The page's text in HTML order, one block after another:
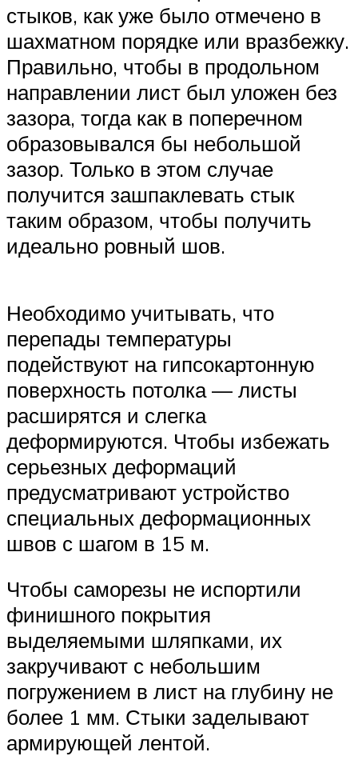
стыков, как уже было отмечено в
шахматном порядке или вразбежку.
Правильно, чтобы в продольном
направлении лист был уложен без
зазора, тогда как в поперечном
образовывался бы небольшой
зазор. Только в этом случае
получится зашпаклевать стык
таким образом, чтобы получить
идеально ровный шов.
Необходимо учитывать, что
перепады температуры
подействуют на гипсокартонную
поверхность потолка — листы
расширятся и слегка
деформируются. Чтобы избежать
серьезных деформаций
предусматривают устройство
специальных деформационных
швов с шагом в 15 м.
Чтобы саморезы не испортили
финишного покрытия
выделяемыми шляпками, их
закручивают с небольшим
погружением в лист на глубину не
более 1 мм. Стыки заделывают
армирующей лентой.